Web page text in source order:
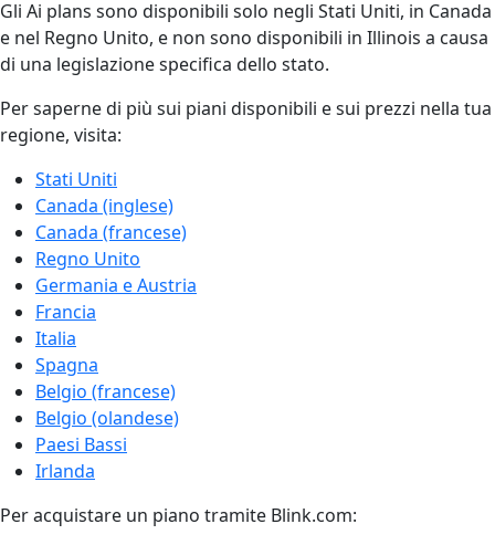
Gli Ai plans sono disponibili solo negli Stati Uniti, in Canada
e nel Regno Unito, e non sono disponibili in Illinois a causa
di una legislazione specifica dello stato.
Per saperne di più sui piani disponibili e sui prezzi nella tua
regione, visita:
Stati Uniti
Canada (inglese)
Canada (francese)
Regno Unito
Germania e Austria
Francia
Italia
Spagna
Belgio (francese)
Belgio (olandese)
Paesi Bassi
Irlanda
Per acquistare un piano tramite Blink.com: